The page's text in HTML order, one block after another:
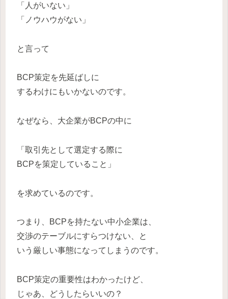
「人がいない」
「ノウハウがない」
と言って
BCP策定を先延ばしに
するわけにもいかないのです。
なぜなら、大企業がBCPの中に
「取引先として選定する際に
BCPを策定していること」
を求めているのです。
つまり、BCPを持たない中小企業は、
交渉のテーブルにすらつけない、と
いう厳しい事態になってしまうのです。
BCP策定の重要性はわかったけど、
じゃあ、どうしたらいいの？